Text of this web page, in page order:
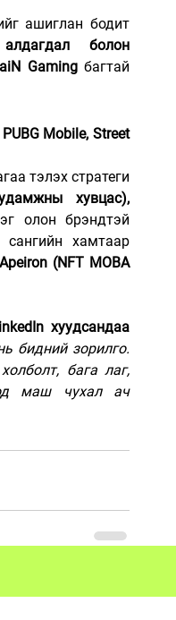
ашиглан бодит
болон
Gaming багтай
Mobile, Street
тэлэх стратеги
хувцас),
олон брэндтэй
(NFT MOBA
бидний зорилго.
бага лаг,
маш чухал ач